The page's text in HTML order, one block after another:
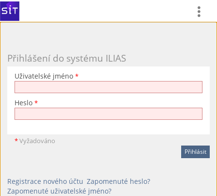
Přihlášení do systému ILIAS
Uživatelské jméno *
Heslo *
*Vyžadováno
Registrace nového účtu Zapomenuté heslo?
Zapomenuté uživatelské jméno?